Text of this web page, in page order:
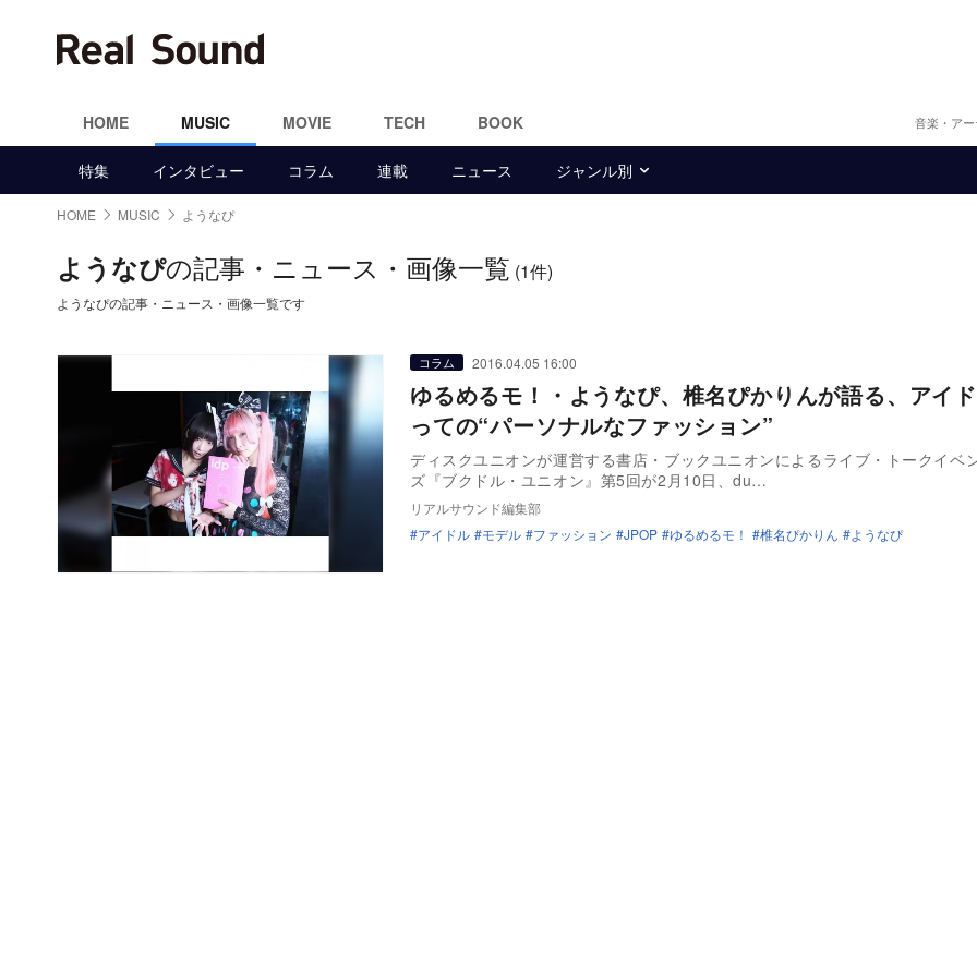
HOME MUSIC MOVIE TECH BOOK 音楽・ア
特集 インタビュー コラム 連載 ニュース ジャンル別
HOME MUSIC ようなぴ
ようなぴの記事・ニュース・画像一覧 (1件)
ようなぴの記事・ニュース・画像一覧です
コラム 2016.04.05 16:00
ゆるめるモ！・ようなぴ、椎名ぴかりんが語る、アイ
っての“パーソナルなファッション”
ディスクユニオンが運営する書店・ブックユニオンによるライブ・トークイベ
ズ『ブクドル・ユニオン』第5回が2月10日、du…
リアルサウンド編集部
アイドル
モデル ファッション JPOP ゆるめるモ！ 椎名ぴかりん ようなぴ